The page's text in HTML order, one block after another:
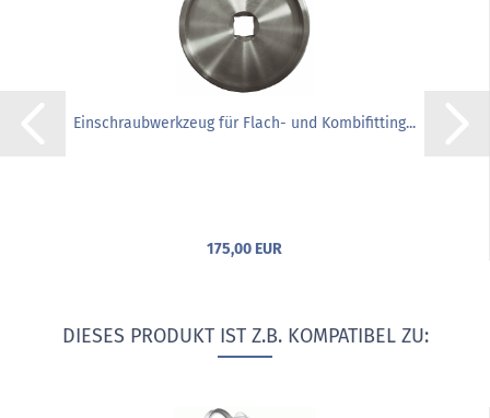
Einschraubwerkzeug für Flach- und Kombifitting...
175,00 EUR
DIESES PRODUKT IST Z.B. KOMPATIBEL ZU: